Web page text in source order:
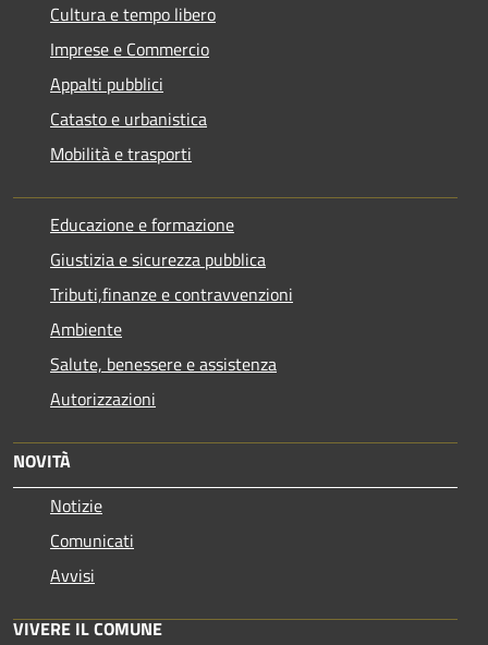
Cultura e tempo libero
Imprese e Commercio
Appalti pubblici
Catasto e urbanistica
Mobilità e trasporti
Educazione e formazione
Giustizia e sicurezza pubblica
Tributi,finanze e contravvenzioni
Ambiente
Salute, benessere e assistenza
Autorizzazioni
NOVITÀ
Notizie
Comunicati
Avvisi
VIVERE IL COMUNE